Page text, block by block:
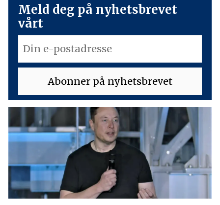
Meld deg på nyhetsbrevet
vårt